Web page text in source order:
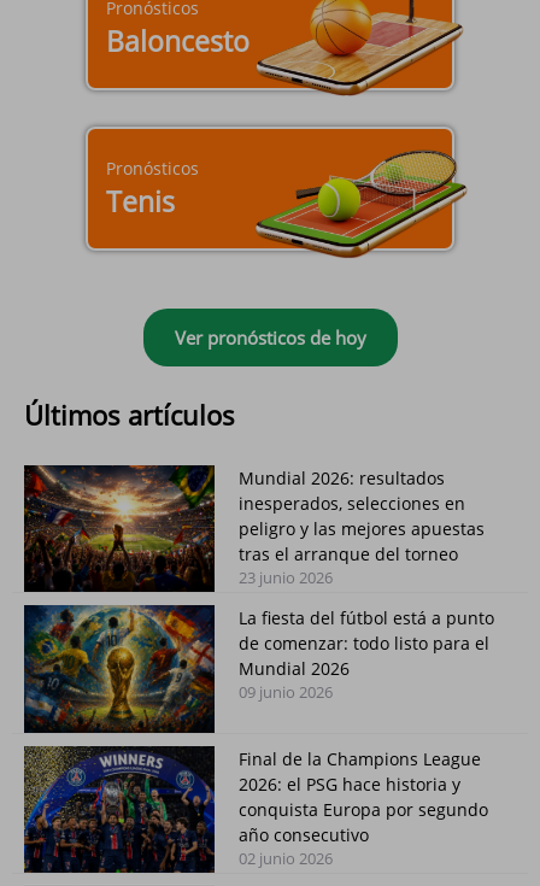
Pronósticos
Baloncesto
Pronósticos
Tenis
Ver pronósticos de hoy
Últimos artículos
Mundial 2026: resultados
inesperados, selecciones en
peligro y las mejores apuestas
tras el arranque del torneo
23 junio 2026
La fiesta del fútbol está a punto
de comenzar: todo listo para el
Mundial 2026
09 junio 2026
Final de la Champions League
2026: el PSG hace historia y
conquista Europa por segundo
año consecutivo
02 junio 2026